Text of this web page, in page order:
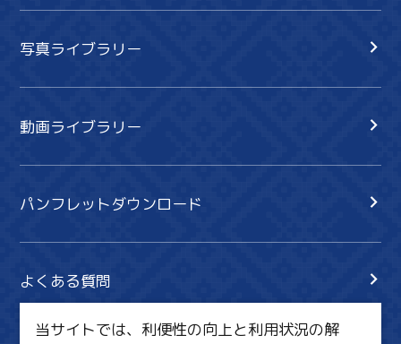
写真ライブラリー
動画ライブラリー
パンフレットダウンロード
よくある質問
当サイトでは、利便性の向上と利用状況の解